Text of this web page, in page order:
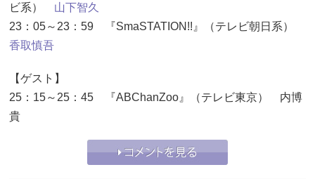
ビ系） 山下智久
23：05～23：59 『SmaSTATION!!』（テレビ朝日系）
香取慎吾
【ゲスト】
25：15～25：45 『ABChanZoo』（テレビ東京） 内博
貴